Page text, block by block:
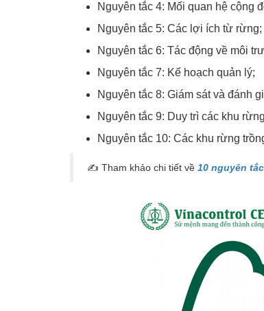
Nguyên tắc 4: Mối quan hệ cộng
Nguyên tắc 5: Các lợi ích từ rừng;
Nguyên tắc 6: Tác động về môi
Nguyên tắc 7: Kế hoạch quản lý;
Nguyên tắc 8: Giám sát và đánh
Nguyên tắc 9: Duy trì các khu
Nguyên tắc 10: Các khu rừng
✍ Tham khảo chi tiết về 10 nguyên